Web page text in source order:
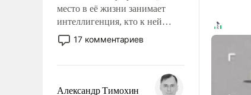
место в её жизни занимает
интеллигенция, кто к ней
принадлежит, а кого из неё
исключили с правом
чем она отличается от просто
образованных людей. Иногда
17 комментариев
Александр Тимохин